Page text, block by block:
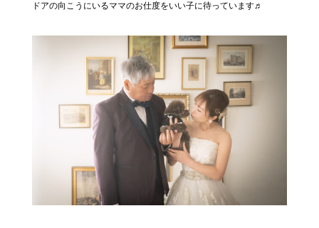
ドアの向こうにいるママのお仕度をいい子に待っています♬